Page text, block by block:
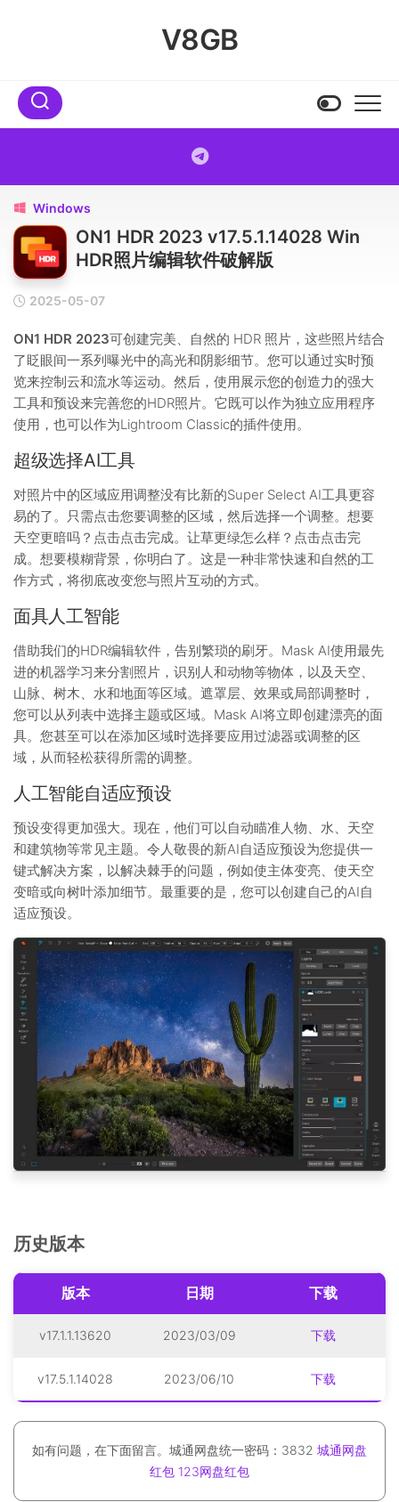
V8GB
 Windows
ON1 HDR 2023 v17.5.1.14028 Win
HDR照片编辑软件破解版
2025-05-07
ON1 HDR 2023可创建完美、自然的 HDR 照片，这些照片结合
了眨眼间一系列曝光中的高光和阴影细节。您可以通过实时预
览来控制云和流水等运动。然后，使用展示您的创造力的强大
工具和预设来完善您的HDR照片。它既可以作为独立应用程序
使用，也可以作为Lightroom Classic的插件使用。
超级选择AI工具
对照片中的区域应用调整没有比新的Super Select AI工具更容
易的了。只需点击您要调整的区域，然后选择一个调整。想要
天空更暗吗？点击点击完成。让草更绿怎么样？点击点击完
成。想要模糊背景，你明白了。这是一种非常快速和自然的工
作方式，将彻底改变您与照片互动的方式。
面具人工智能
借助我们的HDR编辑软件，告别繁琐的刷牙。Mask AI使用最先
进的机器学习来分割照片，识别人和动物等物体，以及天空、
山脉、树木、水和地面等区域。遮罩层、效果或局部调整时，
您可以从列表中选择主题或区域。Mask AI将立即创建漂亮的面
具。您甚至可以在添加区域时选择要应用过滤器或调整的区
域，从而轻松获得所需的调整。
人工智能自适应预设
预设变得更加强大。现在，他们可以自动瞄准人物、水、天空
和建筑物等常见主题。令人敬畏的新AI自适应预设为您提供一
键式解决方案，以解决棘手的问题，例如使主体变亮、使天空
变暗或向树叶添加细节。最重要的是，您可以创建自己的AI自
适应预设。
历史版本
版本 日期 下载
v17.1.1.13620 2023/03/09 下载
v17.5.1.14028 2023/06/10 下载
如有问题，在下面留言。城通网盘统一密码：3832 城通网盘
红包 123网盘红包